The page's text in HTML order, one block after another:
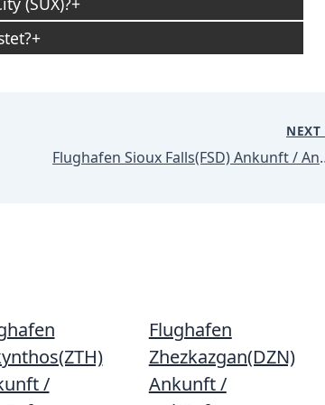
NEXT
Flughafen
/
Flughafen
Zhezkazgan(DZN)
Ankunft /